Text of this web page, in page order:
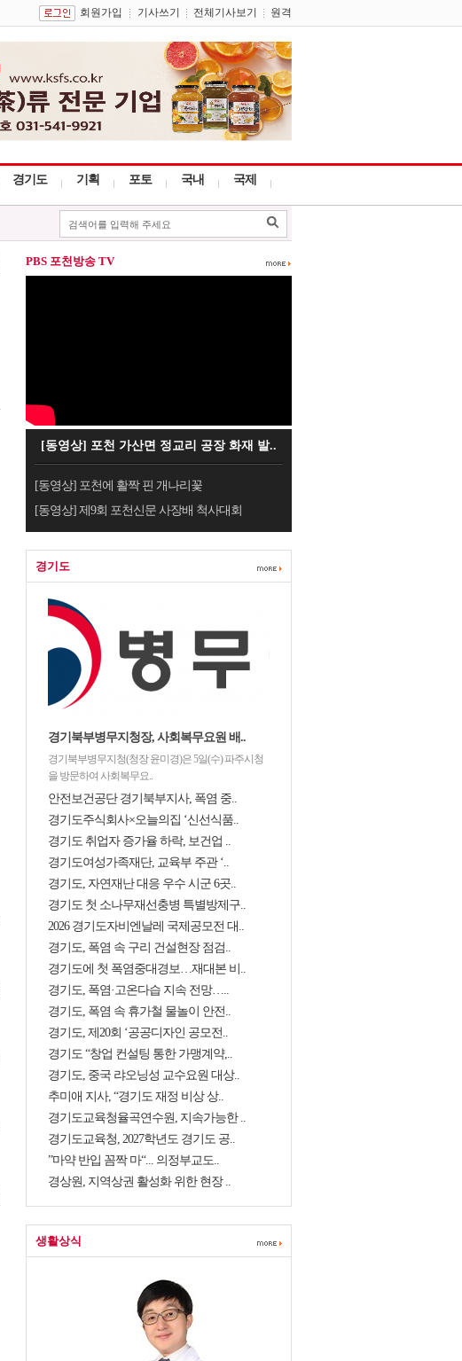
회원가입 기사쓰기 전체기사보기 원격
경기도 기획 포토 국내 국제
PBS 포천방송 TV
[동영상] 포천 가산면 정교리 공장 화재 발..
[동영상] 포천에 활짝 핀 개나리꽃
[동영상] 제9회 포천신문 사장배 척사대회
경기도
경기북부병무지청장, 사회복무요원 배..
경기북부병무지청(청장 윤미경)은 5일(수) 파주시청
을 방문하여 사회복무요..
안전보건공단 경기북부지사, 폭염 중..
경기도주식회사×오늘의집 ‘신선식품..
경기도 취업자 증가율 하락, 보건업 ..
경기도여성가족재단, 교육부 주관 ‘..
경기도, 자연재난 대응 우수 시군 6곳..
경기도 첫 소나무재선충병 특별방제구..
2026 경기도자비엔날레 국제공모전 대..
경기도, 폭염 속 구리 건설현장 점검..
경기도에 첫 폭염중대경보…재대본 비..
경기도, 폭염·고온다습 지속 전망…..
경기도, 폭염 속 휴가철 물놀이 안전..
경기도, 제20회 ‘공공디자인 공모전..
경기도 “창업 컨설팅 통한 가맹계약,..
경기도, 중국 랴오닝성 교수요원 대상..
추미애 지사, “경기도 재정 비상 상..
경기도교육청율곡연수원, 지속가능한 ..
경기도교육청, 2027학년도 경기도 공..
”마약 반입 꼼짝 마“... 의정부교도..
경상원, 지역상권 활성화 위한 현장 ..
생활상식